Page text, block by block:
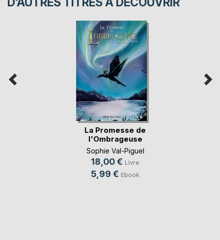
La Promesse de
l'Ombrageuse
Sophie Val-Piguel
18,00 € Livre
5,99 € Ebook